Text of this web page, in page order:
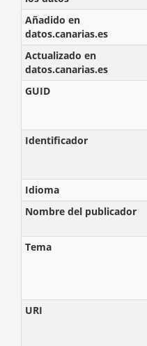
Añadido en
datos.canarias.es
Actualizado en
datos.canarias.es
GUID
Identificador
Idioma
Nombre del publicador
Tema
URI